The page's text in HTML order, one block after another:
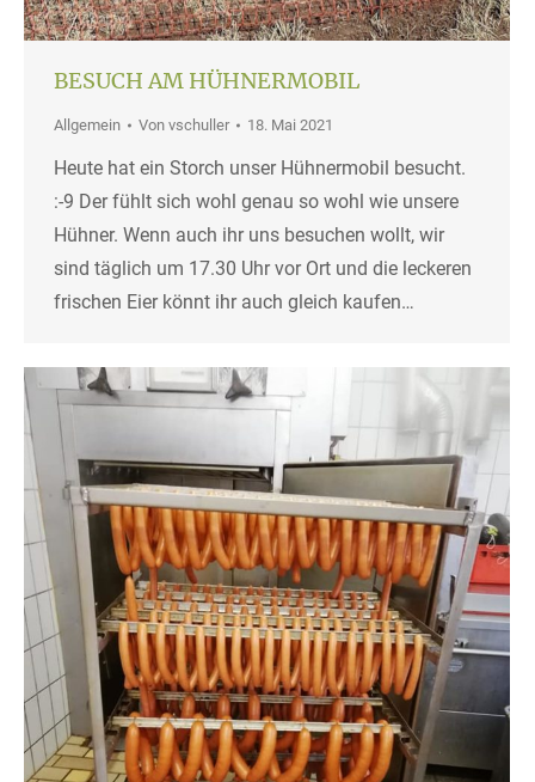
BESUCH AM HÜHNERMOBIL
Allgemein Von vschuller 18. Mai 2021
Heute hat ein Storch unser Hühnermobil besucht.
:-9 Der fühlt sich wohl genau so wohl wie unsere
Hühner. Wenn auch ihr uns besuchen wollt, wir
sind täglich um 17.30 Uhr vor Ort und die leckeren
frischen Eier könnt ihr auch gleich kaufen…